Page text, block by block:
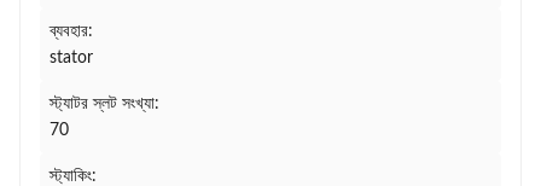
ব্যবহার:
stator
স্ট্যাটর স্লট সংখ্যা:
70
স্ট্যাকিং: